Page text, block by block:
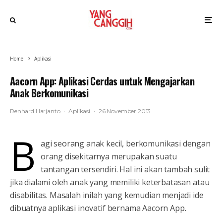
Home Aplikasi
Aacorn App: Aplikasi Cerdas untuk Mengajarkan
Anak Berkomunikasi
Renhard Harjanto · Aplikasi · 26 November 2013
B
agi seorang anak kecil, berkomunikasi dengan
orang disekitarnya merupakan suatu
tantangan tersendiri. Hal ini akan tambah sulit
jika dialami oleh anak yang memiliki keterbatasan atau
disabilitas. Masalah inilah yang kemudian menjadi ide
dibuatnya aplikasi inovatif bernama Aacorn App.